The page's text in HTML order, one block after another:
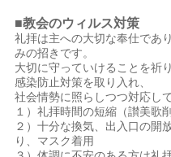
■教会のウィルス対策
礼拝は主への大切な奉仕であ
みの招きです。
大切に守っていけることを祈
感染防止対策を取り入れ、
社会情勢に照らしつつ対応し
１）礼拝時間の短縮（讃美歌
２）十分な換気、出入口の開
り、マスク着用